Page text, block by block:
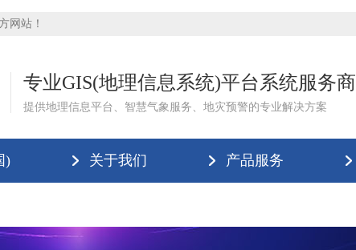
网站！
专业GIS(地理信息系统)平台系统服务商
提供地理信息平台、智慧气象服务、地灾预警的专业解决方案
) 关于我们 产品服务